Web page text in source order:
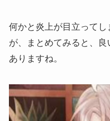
何かと 炎上が目立ってし
が、まとめてみると、
良
ありますね。